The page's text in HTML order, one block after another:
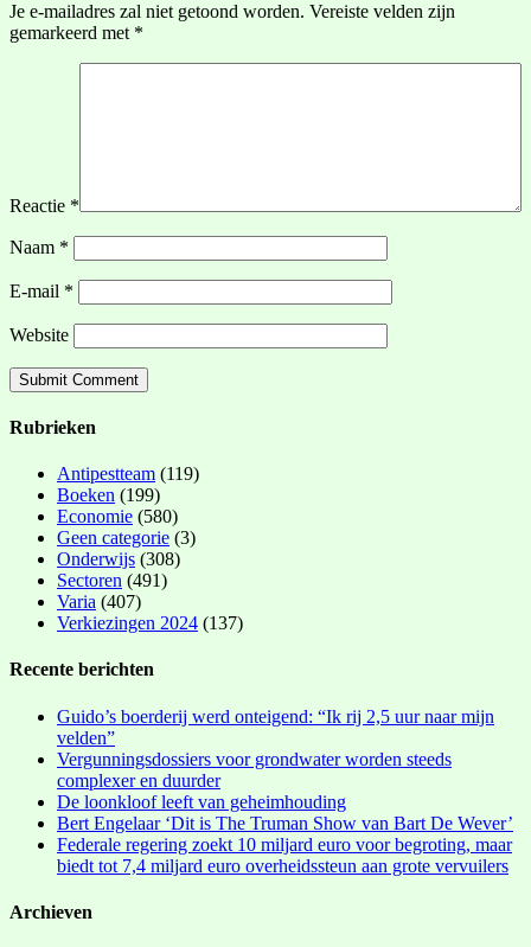
Je e-mailadres zal niet getoond worden. Vereiste velden zijn
gemarkeerd met *
Reactie *
Naam *
E-mail *
Website
Rubrieken
Antipestteam (119)
Boeken (199)
Economie (580)
Geen categorie (3)
Onderwijs (308)
Sectoren (491)
Varia (407)
Verkiezingen 2024 (137)
Recente berichten
Guido’s boerderij werd onteigend: “Ik rij 2,5 uur naar mijn
velden”
Vergunningsdossiers voor grondwater worden steeds
complexer en duurder
De loonkloof leeft van geheimhouding
Bert Engelaar ‘Dit is The Truman Show van Bart De Wever’
Federale regering zoekt 10 miljard euro voor begroting, maar
biedt tot 7,4 miljard euro overheidssteun aan grote vervuilers
Archieven